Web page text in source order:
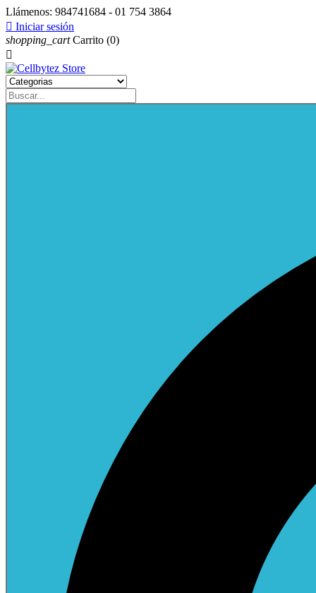
Llámenos: 984741684 - 01 754 3864
 Iniciar sesión
shopping_cart Carrito (0)
